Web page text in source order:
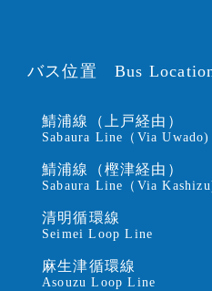
バス位置 Bus
鯖浦線（上戸経由）
Sabaura Line（Via Uwado)
鯖浦線（樫津経由）
Sabaura Line（Via
清明循環線
Seimei Loop Line
麻生津循環線
Asouzu Loop Line